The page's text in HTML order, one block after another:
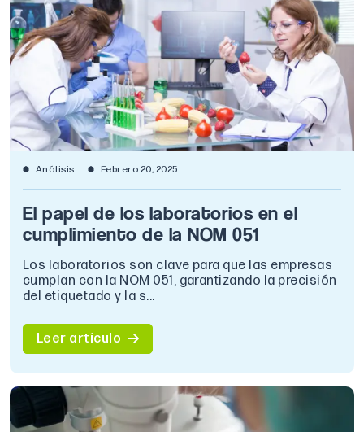
Análisis Febrero 20, 2025
El papel de los laboratorios en el
cumplimiento de la NOM 051
Los laboratorios son clave para que las empresas
cumplan con la NOM 051, garantizando la precisión
del etiquetado y la s...
Leer artículo